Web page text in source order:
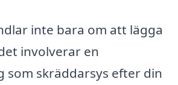
inte bara om att lägga
involverar en
som skräddarsys efter din